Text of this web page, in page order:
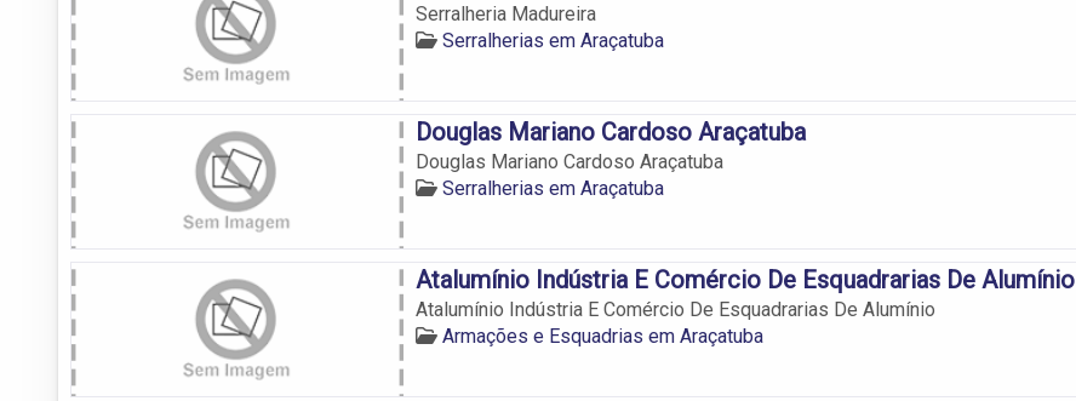
Serralheria Madureira
Serralherias em Araçatuba
Douglas Mariano Cardoso Araçatuba
Douglas Mariano Cardoso Araçatuba
Serralherias em Araçatuba
Atalumínio Indústria E Comércio De Esquadrarias De Alumínio
Atalumínio Indústria E Comércio De Esquadrarias De Alumínio
Armações e Esquadrias em Araçatuba